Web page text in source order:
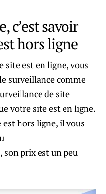
c’est savoir
hors ligne
site est en ligne, vous
surveillance comme
de site
votre site est en ligne.
hors ligne, il vous
prix est un peu